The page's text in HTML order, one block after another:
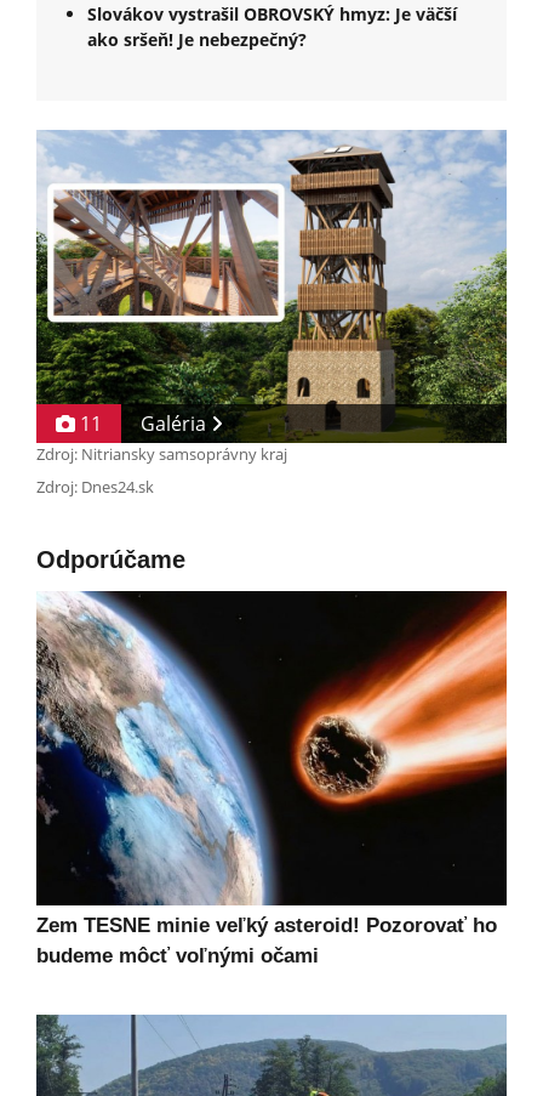
Slovákov vystrašil OBROVSKÝ hmyz: Je väčší
ako sršeň! Je nebezpečný?
11 Galéria
Zdroj: Nitriansky samsoprávny kraj
Zdroj: Dnes24.sk
Odporúčame
Zem TESNE minie veľký asteroid! Pozorovať ho
budeme môcť voľnými očami